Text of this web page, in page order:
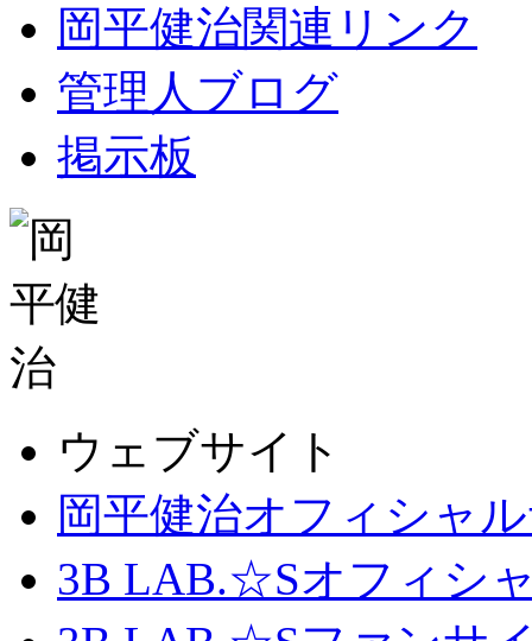
岡平健治関連リンク
管理人ブログ
掲示板
ウェブサイト
岡平健治オフィシャ
3B LAB.☆Sオフィシ